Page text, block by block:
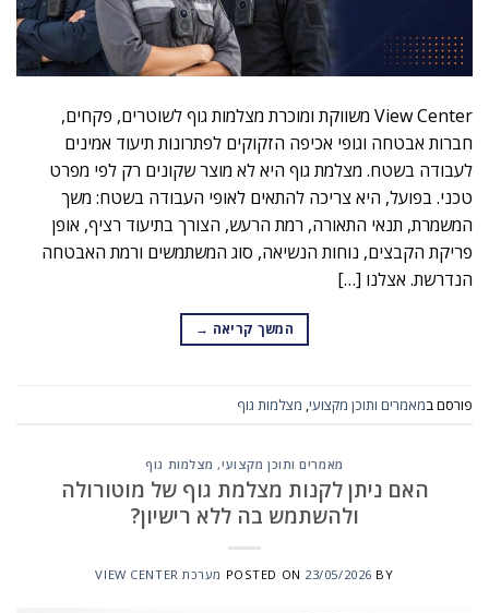
View Center משווקת ומוכרת מצלמות גוף לשוטרים, פקחים,
חברות אבטחה וגופי אכיפה הזקוקים לפתרונות תיעוד אמינים
לעבודה בשטח. מצלמת גוף היא לא מוצר שקונים רק לפי מפרט
טכני. בפועל, היא צריכה להתאים לאופי העבודה בשטח: משך
המשמרת, תנאי התאורה, רמת הרעש, הצורך בתיעוד רציף, אופן
פריקת הקבצים, נוחות הנשיאה, סוג המשתמשים ורמת האבטחה
הנדרשת. אצלנו […]
המשך קריאה →
פורסם במאמרים ותוכן מקצועי מצלמות גוף
מאמרים ותוכן מקצועי, מצלמות גוף
האם ניתן לקנות מצלמת גוף של מוטורולה
ולהשתמש בה ללא רישיון?
POSTED ON 23/05/2026 BY מערכת VIEW CENTER